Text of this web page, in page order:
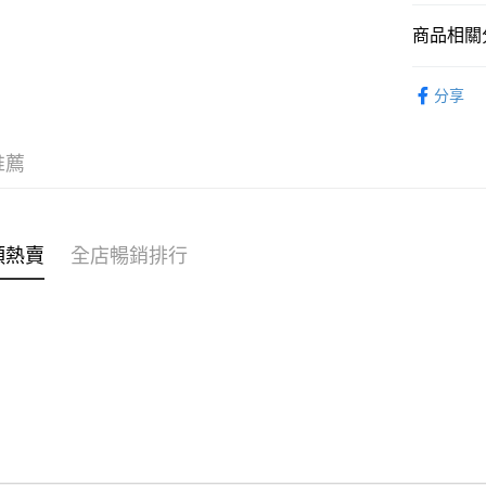
WeChat
送貨方式
商品相關
分享
薦
賣 全店暢銷排行